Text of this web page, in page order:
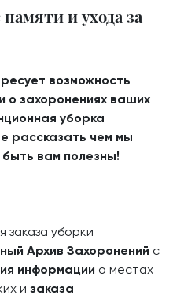
и ухода за
возможность
о захоронениях ваших
уборка
рассказать чем мы
вам полезны!
заказа уборки
Архив Захоронений с
информации о местах
и заказа